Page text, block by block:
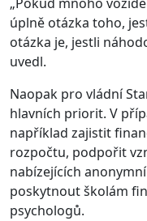
úplně otázka toho,
otázka je, jestli
uvedl.
Naopak pro vládní
hlavních priorit. V
například zajistit
rozpočtu, podpořit
nabízejících
poskytnout školám
psychologů.